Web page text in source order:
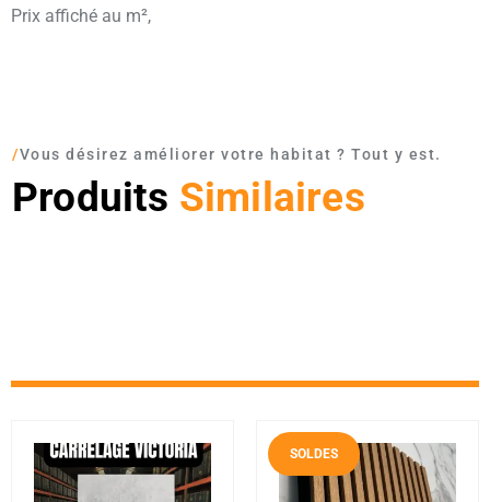
Prix affiché au m²,
/Vous désirez améliorer votre habitat ? Tout y est.
Produits Similaires
SOLDES